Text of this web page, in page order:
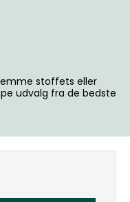
stoffets eller
udvalg fra de bedste